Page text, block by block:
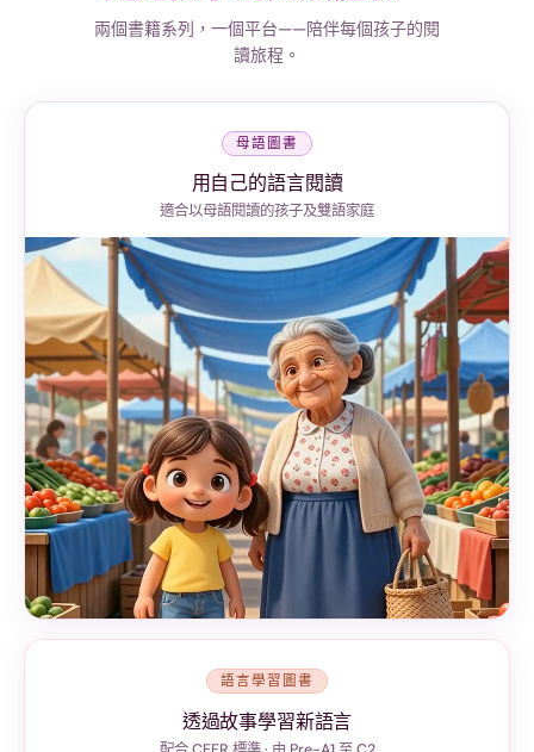
兩個書籍系列，一個平台——陪伴每個孩子的閱
讀旅程。
母語圖書
用自己的語言閱讀
適合以母語閱讀的孩子及雙語家庭
語言學習圖書
透過故事學習新語言